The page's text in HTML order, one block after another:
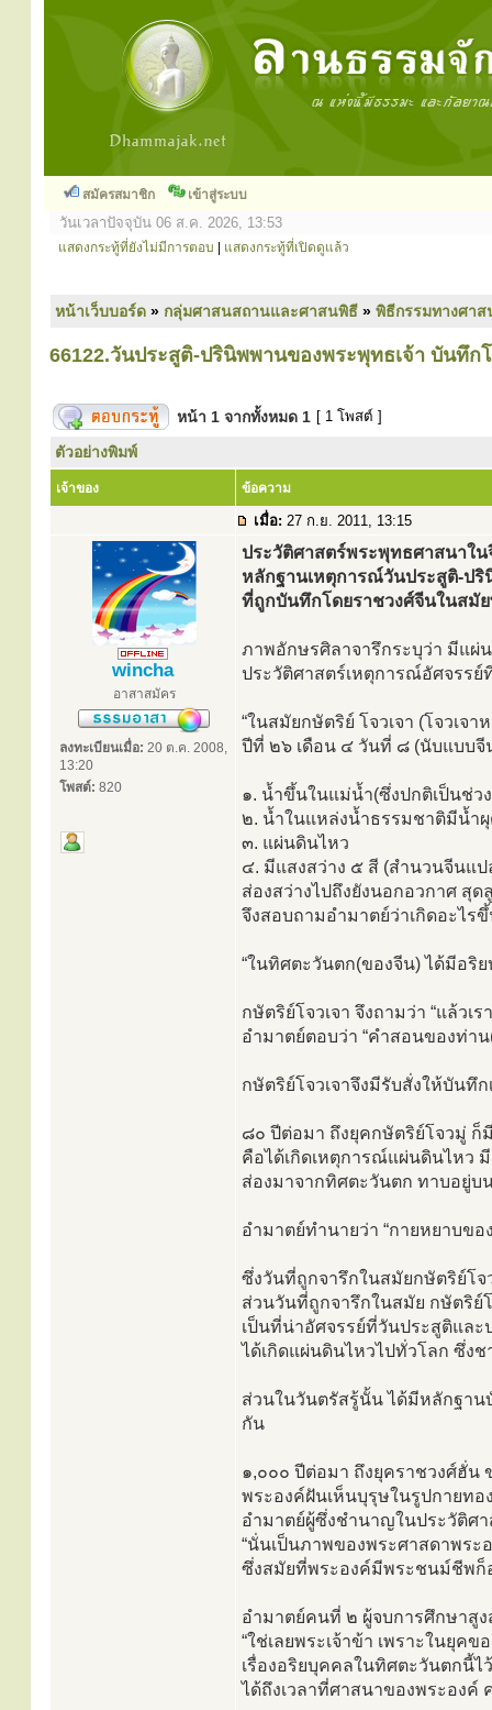
สมัครสมาชิก เข้าสู่ระบบ
วันเวลาปัจจุบัน 06 ส.ค. 2026, 13:53
แสดงกระทู้ที่ยังไม่มีการตอบ แสดงกระทู้ที่เปิดดูแล้ว
หน้าเว็บบอร์ด » กลุ่มศาสนสถานและศาสนพิธี » พิธีกรรมทางศา
66122.วันประสูติ-ปรินิพพานของพระพุทธเจ้า บันทึก
หน้า 1 จากทั้งหมด 1 [ 1 โพสต์ ]
ตัวอย่างพิมพ์
เจ้าของ ข้อความ
เมื่อ: 27 ก.ย. 2011, 13:15
wincha
อาสาสมัคร
ลงทะเบียนเมื่อ: 20 ต.ค. 2008,
13:20
โพสต์: 820
ประวัติศาสตร์พระพุทธศาสนาใน
หลักฐานเหตุการณ์วันประสูติ-ปริ
ที่ถูกบันทึกโดยราชวงศ์จีนในสมั
ภาพอักษรศิลาจารึกระบุว่า มีแผ่
ประวัติศาสตร์เหตุการณ์อัศจรร
“ในสมัยกษัตริย์ โจวเจา (โจวเจา
ปีที่ ๒๖ เดือน ๔ วันที่ ๘ (นับแบบจี
๑. น้ำขึ้นในแม่น้ำ(ซึ่งปกติเป็นช่ว
๒. น้ำในแหล่งน้ำธรรมชาติมีน้ำ
๓. แผ่นดินไหว
๔. มีแสงสว่าง ๕ สี (สำนวนจีนแ
ส่องสว่างไปถึงยังนอกอวกาศ สุ
จึงสอบถามอำมาตย์ว่าเกิดอะไร
“ในทิศตะวันตก(ของจีน) ได้มีอริ
กษัตริย์โจวเจา จึงถามว่า “แล้ว
อำมาตย์ตอบว่า “คำสอนของท่า
กษัตริย์โจวเจาจึงมีรับสั่งให้บันทึ
๘๐ ปีต่อมา ถึงยุคกษัตริย์โจวมู่
คือได้เกิดเหตุการณ์แผ่นดินไหว
ส่องมาจากทิศตะวันตก ทาบอยู่บ
อำมาตย์ทำนายว่า “กายหยาบข
ซึ่งวันที่ถูกจารึกในสมัยกษัตริย์โจ
ส่วนวันที่ถูกจารึกในสมัย กษัตริย์
เป็นที่น่าอัศจรรย์ที่วันประสูติแล
ได้เกิดแผ่นดินไหวไปทั่วโลก ซึ่ง
ส่วนในวันตรัสรู้นั้น ได้มีหลักฐาน
กัน
๑,๐๐๐ ปีต่อมา ถึงยุคราชวงศ์ฮั่น
พระองค์ฝันเห็นบุรุษในรูปกายทอ
อำมาตย์ผู้ซึ่งชำนาญในประวัติศ
“นั่นเป็นภาพของพระศาสดาพระ
ซึ่งสมัยที่พระองค์มีพระชนม์ชีพก็
อำมาตย์คนที่ ๒ ผู้จบการศึกษาสูง
“ใช่เลยพระเจ้าข้า เพราะในยุค
เรื่องอริยบุคคลในทิศตะวันตกนี้
ได้ถึงเวลาที่ศาสนาของพระองค์